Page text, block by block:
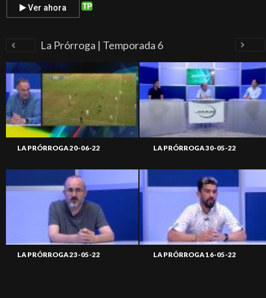
Ver ahora
La Prórroga | Temporada 6
LA PRÓRROGA 20-06-22 LA PRÓRROGA 30-05-22
LA PRÓRROGA 23-05-22 LA PRÓRROGA 16-05-22